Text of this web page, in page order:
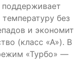
поддерживает
без
и экономит
(класс «А»). В
«Турбо» —